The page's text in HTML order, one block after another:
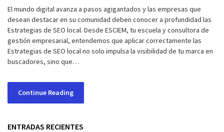
El mundo digital avanza a pasos agigantados y las empresas que
desean destacar en su comunidad deben conocer a profundidad las
Estrategias de SEO local. Desde ESCIEM, tu escuela y consultora de
gestión empresarial, entendemos que aplicar correctamente las
Estrategias de SEO local no solo impulsa la visibilidad de tu marca en
buscadores, sino que…
Continue Reading
ENTRADAS RECIENTES